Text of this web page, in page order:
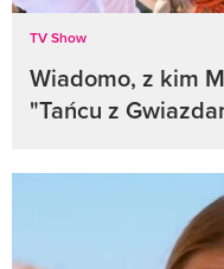
TV Show
Wiadomo, z kim
"Tańcu z